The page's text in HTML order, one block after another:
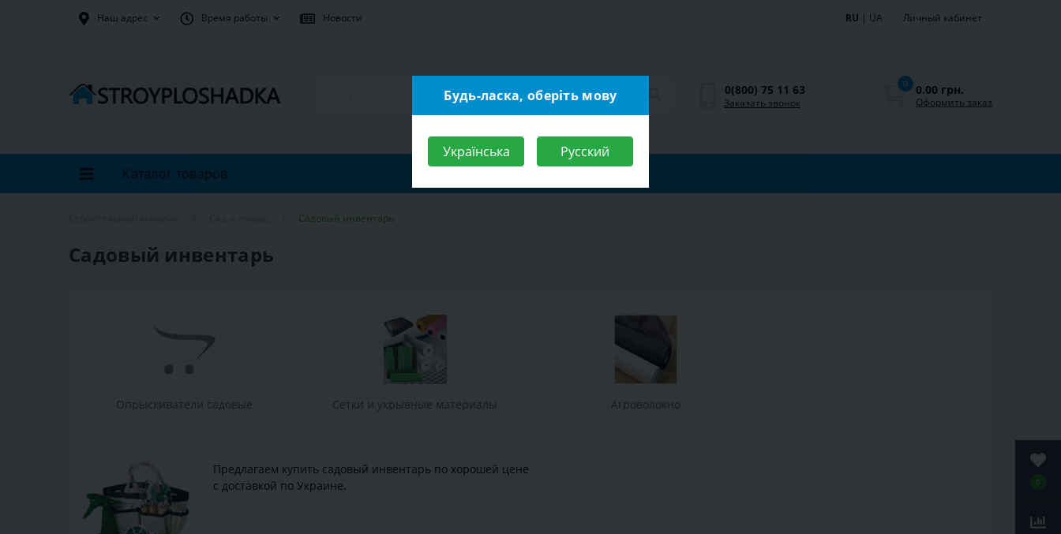
0
Наш адрес Время работы Новости RU | UA Личный кабинет
0(800) 75 11 63
Заказать звонок
0 0.00 грн.
Оформить заказ
Каталог товаров
Садовый инвентарь
Садовый инвентарь
Опрыскиватели садовые Сетки и укрывные материалы Агроволокно
Предлагаем купить садовый инвентарь по хорошей цене
с доставкой по Украине.
Будь-ласка, оберіть мову
Українська Русский